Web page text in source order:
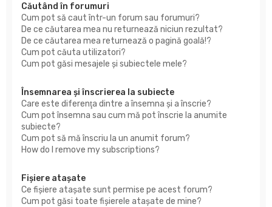
Căutând în forumuri
Cum pot să caut într-un forum sau forumuri?
De ce căutarea mea nu returnează niciun rezultat?
De ce căutarea mea returnează o pagină goală!?
Cum pot căuta utilizatori?
Cum pot găsi mesajele şi subiectele mele?
Însemnarea şi înscrierea la subiecte
Care este diferenţa dintre a însemna şi a înscrie?
Cum pot însemna sau cum mă pot înscrie la anumite
subiecte?
Cum pot să mă înscriu la un anumit forum?
How do I remove my subscriptions?
Fişiere ataşate
Ce fişiere ataşate sunt permise pe acest forum?
Cum pot găsi toate fişierele ataşate de mine?